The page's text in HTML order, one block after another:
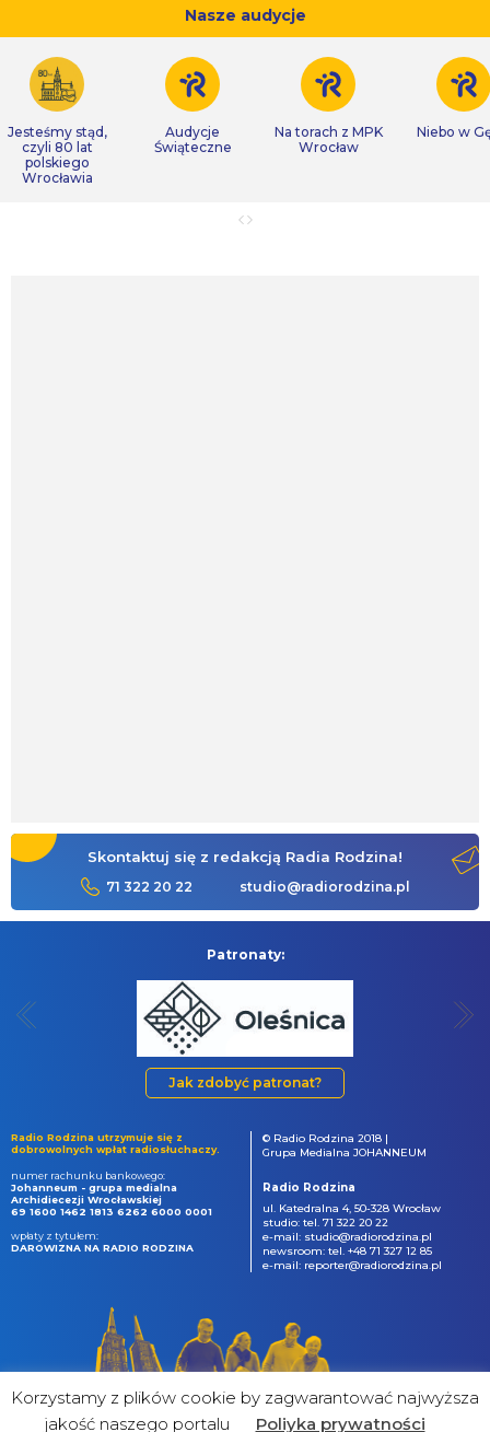
Nasze audycje
Jesteśmy stąd,
czyli 80 lat
polskiego
Wrocławia
Audycje
Świąteczne
Na torach z MPK
Wrocław
Niebo w
Skontaktuj się z redakcją Radia Rodzina!
71 322 20 22 studio@radiorodzina.pl
Patronaty:
Jak zdobyć patronat?
Radio Rodzina utrzymuje się z
dobrowolnych wpłat radiosłuchaczy.
numer rachunku bankowego:
Johanneum - grupa medialna
Archidiecezji Wrocławskiej
69 1600 1462 1813 6262 6000 0001
wpłaty z tytułem:
DAROWIZNA NA RADIO RODZINA
© Radio Rodzina 2018 |
Grupa Medialna JOHANNEUM
Radio Rodzina
ul. Katedralna 4, 50-328 Wrocław
studio: tel. 71 322 20 22
e-mail: studio@radiorodzina.pl
newsroom: tel. +48 71 327 12 85
e-mail: reporter@radiorodzina.pl
Korzystamy z plików cookie by zagwarantować najwyższa
jakość naszego portalu
Poliyka prywatności